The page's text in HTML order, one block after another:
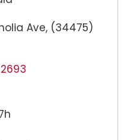
Ave, (34475)